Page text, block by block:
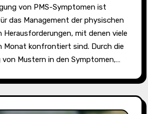
das Management der physischen
Herausforderungen, mit denen viele
Monat konfrontiert sind. Durch die
von Mustern in den Symptomen,…